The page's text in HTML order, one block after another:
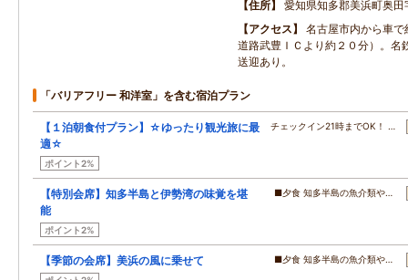
住所
愛知県知多郡美浜町奥田
アクセス
名古屋市内から車
道路武豊ＩＣより約２０分）。名
送迎あり。
「バリアフリー 和洋室」を含む宿泊プラン
【１泊朝食付プラン】☆ゆったり観光旅に最
適☆
ポイント2%
チェックイン21時までOK！ …
【特別会席】知多半島と伊勢湾の味覚を堪
能
ポイント2%
■夕食 知多半島の魚介類や…
【季節の会席】美浜の風に乗せて ■夕食 知多半島の魚介類や…